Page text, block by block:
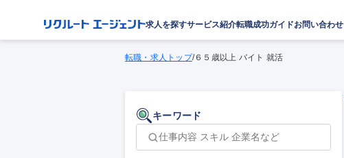
求人を探すサービス紹介転職成功ガイドお問い合わせ
転職・求人トップ/６５歳以上 バイト 就活
キーワード